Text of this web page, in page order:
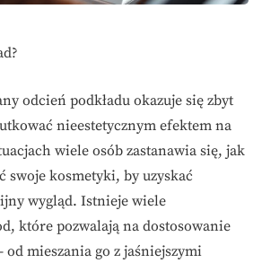
odcień podkładu okazuje się zbyt
nieestetycznym efektem na
wiele osób zastanawia się, jak
swoje kosmetyki, by uzyskać
wygląd. Istnieje wiele
które pozwalają na dostosowanie
od mieszania go z jaśniejszymi